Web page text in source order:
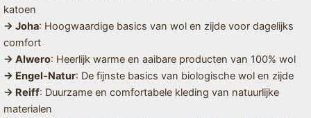
katoen
→ Joha: Hoogwaardige basics van wol en zijde voor dagelijks
comfort
→ Alwero: Heerlijk warme en aaibare producten van 100% wol
→ Engel-Natur: De fijnste basics van biologische wol en zijde
→ Reiff: Duurzame en comfortabele kleding van natuurlijke
materialen